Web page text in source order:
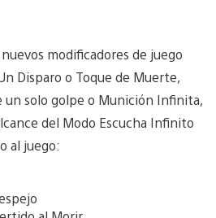
modificadores de juego
Disparo o Toque de Muerte,
un solo golpe o Munición Infinita,
del Modo Escucha Infinito
al juego: